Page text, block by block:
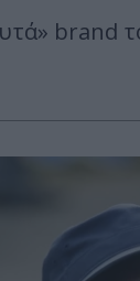
brand